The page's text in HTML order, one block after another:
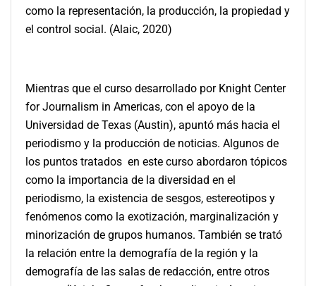
como la representación, la producción, la propiedad y
el control social. (Alaic, 2020)
Mientras que el curso desarrollado por Knight Center
for Journalism in Americas, con el apoyo de la
Universidad de Texas (Austin), apuntó más hacia el
periodismo y la producción de noticias. Algunos de
los puntos tratados en este curso abordaron tópicos
como la importancia de la diversidad en el
periodismo, la existencia de sesgos, estereotipos y
fenómenos como la exotización, marginalización y
minorización de grupos humanos. También se trató
la relación entre la demografía de la región y la
demografía de las salas de redacción, entre otros